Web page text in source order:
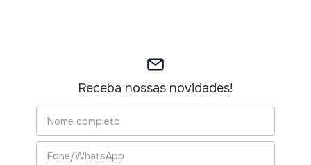
Receba nossas novidades!